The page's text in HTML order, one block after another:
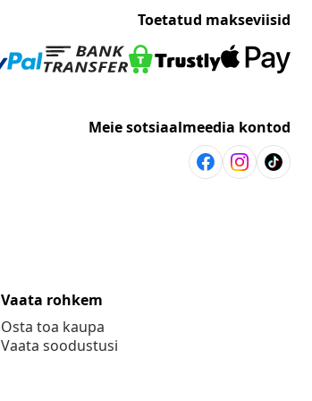
Toetatud makseviisid
Meie sotsiaalmeedia kontod
Vaata rohkem
Osta toa kaupa
Vaata soodustusi